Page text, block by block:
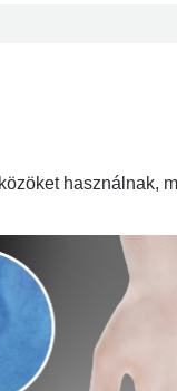
feltétlenül
fertőzési forrásokkal.
használnak,